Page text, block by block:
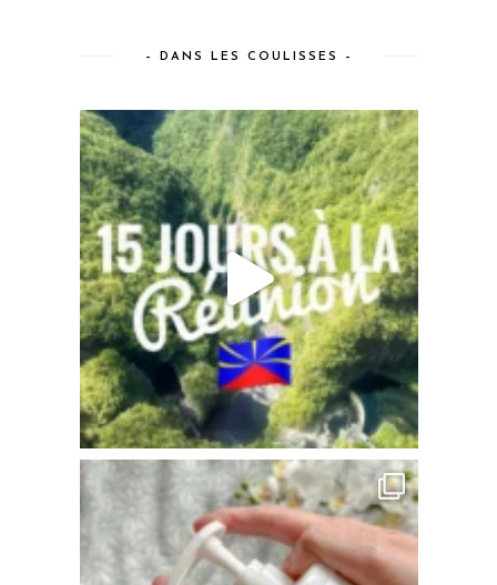
– DANS LES COULISSES –